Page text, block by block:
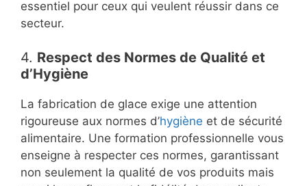
essentiel pour ceux qui veulent réussir dans ce
secteur.
4. Respect des Normes de Qualité et
d’Hygiène
La fabrication de glace exige une attention
rigoureuse aux normes d’hygiène et de sécurité
alimentaire. Une formation professionnelle vous
enseigne à respecter ces normes, garantissant
non seulement la qualité de vos produits mais